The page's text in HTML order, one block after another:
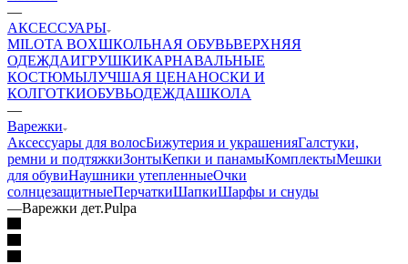
—
АКСЕССУАРЫ
MILOTA BOXШКОЛЬНАЯ ОБУВЬВЕРХНЯЯ
ОДЕЖДАИГРУШКИКАРНАВАЛЬНЫЕ
КОСТЮМЫЛУЧШАЯ ЦЕНАНОСКИ И
КОЛГОТКИОБУВЬОДЕЖДАШКОЛА
—
Варежки
Аксессуары для волосБижутерия и украшенияГалстуки,
ремни и подтяжкиЗонтыКепки и панамыКомплектыМешки
для обувиНаушники утепленныеОчки
солнцезащитныеПерчаткиШапкиШарфы и снуды
—Варежки дет.Pulpa